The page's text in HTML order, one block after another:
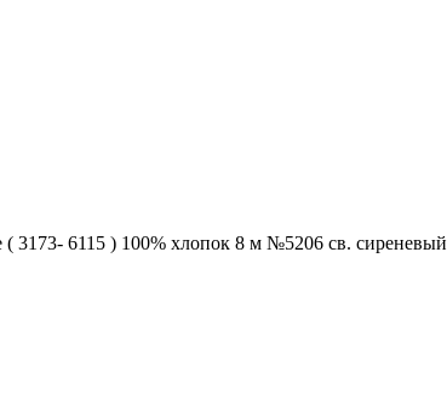
3173- 6115 ) 100% хлопок 8 м №5206 св. сиреневый